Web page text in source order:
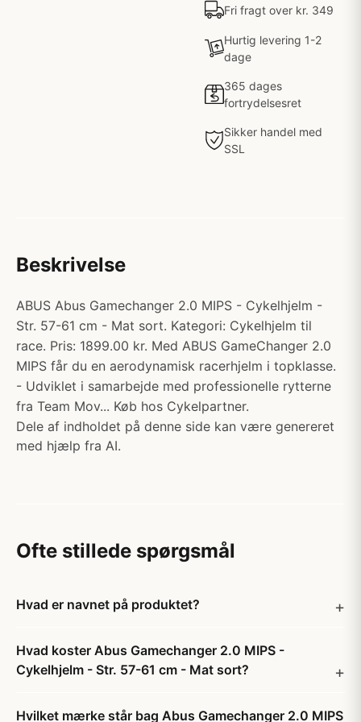
Fri fragt over kr. 349
Hurtig levering 1-2
dage
365 dages
fortrydelsesret
Sikker handel med
SSL
Beskrivelse
ABUS Abus Gamechanger 2.0 MIPS - Cykelhjelm -
Str. 57-61 cm - Mat sort. Kategori: Cykelhjelm til
race. Pris: 1899.00 kr. Med ABUS GameChanger 2.0
MIPS får du en aerodynamisk racerhjelm i topklasse.
- Udviklet i samarbejde med professionelle rytterne
fra Team Mov... Køb hos Cykelpartner.
Dele af indholdet på denne side kan være genereret
med hjælp fra AI.
Ofte stillede spørgsmål
Hvad er navnet på produktet?
Hvad koster Abus Gamechanger 2.0 MIPS -
Cykelhjelm - Str. 57-61 cm - Mat sort?
Hvilket mærke står bag Abus Gamechanger 2.0 MIPS